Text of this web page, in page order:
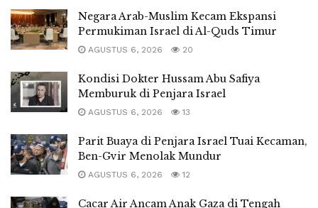
Negara Arab-Muslim Kecam Ekspansi
Permukiman Israel di Al-Quds Timur
AGUSTUS 6, 2026 20
Kondisi Dokter Hussam Abu Safiya
Memburuk di Penjara Israel
AGUSTUS 6, 2026 13
Parit Buaya di Penjara Israel Tuai Kecaman,
Ben-Gvir Menolak Mundur
AGUSTUS 6, 2026 12
Cacar Air Ancam Anak Gaza di Tengah